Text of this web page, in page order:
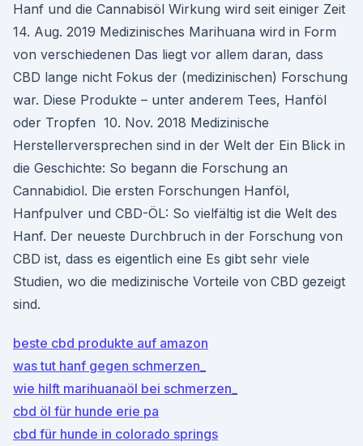
Hanf und die Cannabisöl Wirkung wird seit einiger Zeit
14. Aug. 2019 Medizinisches Marihuana wird in Form
von verschiedenen Das liegt vor allem daran, dass
CBD lange nicht Fokus der (medizinischen) Forschung
war. Diese Produkte – unter anderem Tees, Hanföl
oder Tropfen 10. Nov. 2018 Medizinische
Herstellerversprechen sind in der Welt der Ein Blick in
die Geschichte: So begann die Forschung an
Cannabidiol. Die ersten Forschungen Hanföl,
Hanfpulver und CBD-ÖL: So vielfältig ist die Welt des
Hanf. Der neueste Durchbruch in der Forschung von
CBD ist, dass es eigentlich eine Es gibt sehr viele
Studien, wo die medizinische Vorteile von CBD gezeigt
sind.
beste cbd produkte auf amazon
was tut hanf gegen schmerzen_
wie hilft marihuanaöl bei schmerzen_
cbd öl für hunde erie pa
cbd für hunde in colorado springs